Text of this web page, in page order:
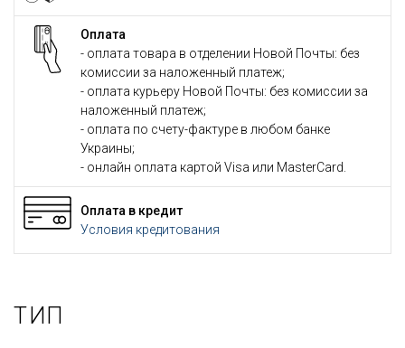
Оплата
- оплата товара в отделении Новой Почты: без
комиссии за наложенный платеж;
- оплата курьеру Новой Почты: без комиссии за
наложенный платеж;
- оплата по счету-фактуре в любом банке
Украины;
- онлайн оплата картой Visa или MasterCard.
Оплата в кредит
Условия кредитования
ТИП